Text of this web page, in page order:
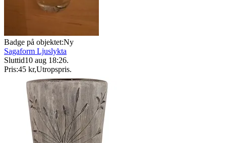
Badge på objektet:Ny
Sagaform Ljuslykta
Sluttid10 aug 18:26.
Pris:45 kr,Utropspris.